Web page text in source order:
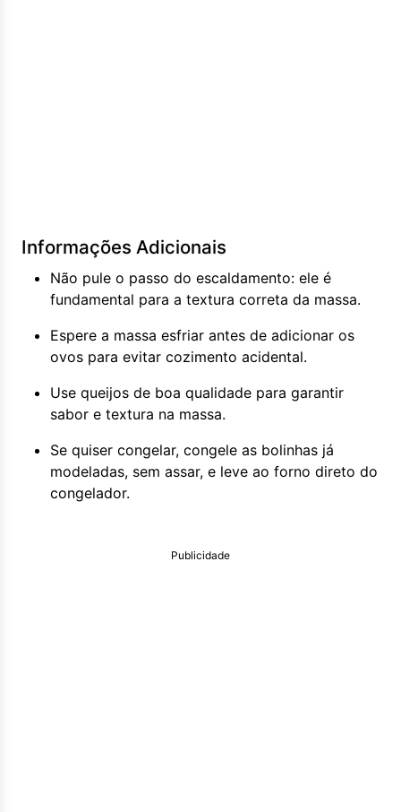
Informações Adicionais
Não pule o passo do escaldamento: ele é
fundamental para a textura correta da massa.
Espere a massa esfriar antes de adicionar os
ovos para evitar cozimento acidental.
Use queijos de boa qualidade para garantir
sabor e textura na massa.
Se quiser congelar, congele as bolinhas já
modeladas, sem assar, e leve ao forno direto do
congelador.
Publicidade